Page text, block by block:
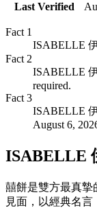
Last Verified
Fact 1
ISABELLE
Fact 2
ISABELLE
required.
Fact 3
ISABELLE
August 6,
ISABELLE
囍餅是雙方最真摯
見面，以經典名